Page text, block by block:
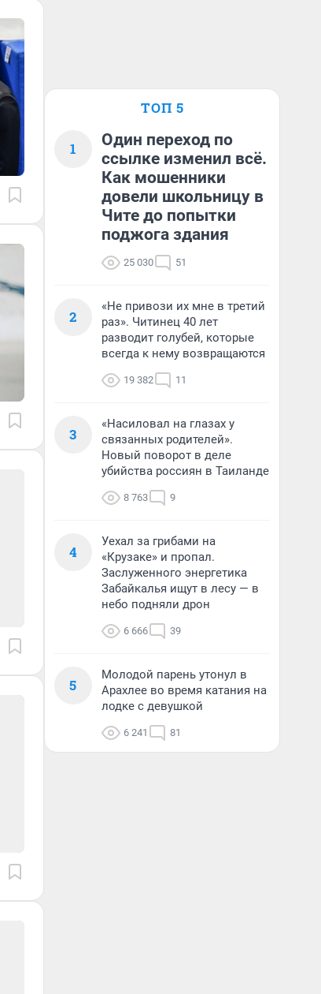
ТОП 5
1
Один переход по
ссылке изменил всё.
Как мошенники
довели школьницу в
Чите до попытки
поджога здания
25 030 51
2
«Не привози их мне в третий
раз». Читинец 40 лет
разводит голубей, которые
всегда к нему возвращаются
19 382 11
3
«Насиловал на глазах у
связанных родителей».
Новый поворот в деле
убийства россиян в Таиланде
8 763 9
4
Уехал за грибами на
«Крузаке» и пропал.
Заслуженного энергетика
Забайкалья ищут в лесу — в
небо подняли дрон
6 666 39
5
Молодой парень утонул в
Арахлее во время катания на
лодке с девушкой
6 241 81